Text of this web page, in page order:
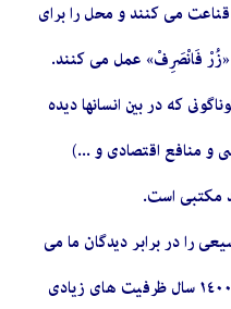
می کنند و محل را براى
«زُرْ فَانْصَرِفْ» عمل می کنند.
كه در بين انسانها ديده
و منافع اقتصادى و ...)
مكتبى است‏.
را در برابر ديدگان ما مى‏
گشايد، لذا می بینیم عاشورا بعد از ١٤٠٠ سال ظرفیت های زیادی